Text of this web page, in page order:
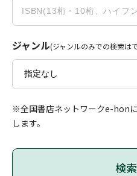
ジャンル(ジャンルのみでの検索は
※全国書店ネットワークe-hon
します。
検索